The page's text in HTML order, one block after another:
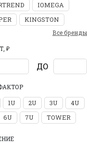
IOMEGA
KINGSTON
Все бренды
₽
ДО
1U 2U 3U
4U
6U 7U TOWER